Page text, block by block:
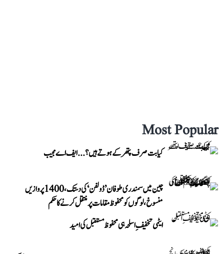
Most Popular
کیا بت صرف پتھر کے ہوتے ہیں؟...ایف اے مجیب
چین میں سمندری طوفان ’ڈولفن‘ کی دستک، 1400 پروازیں
منسوخ، لوگوں کو محفوظ مقامات پر منتقل کرنے کا حکم
ایٹمی تخفیفِ اسلحہ ہی محفوظ مستقبل کی امید